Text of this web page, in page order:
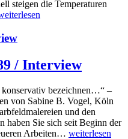
steigen die Temperaturen
/ Interview
bezeichnen…“ –
von Sabine B. Vogel, Köln
und den
haben Sie sich seit Beginn der
Arbeiten… weiterlesen